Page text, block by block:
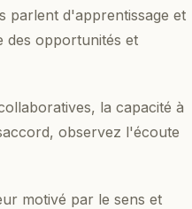
parlent d'apprentissage et
des opportunités et
la capacité à
observez l'écoute
motivé par le sens et